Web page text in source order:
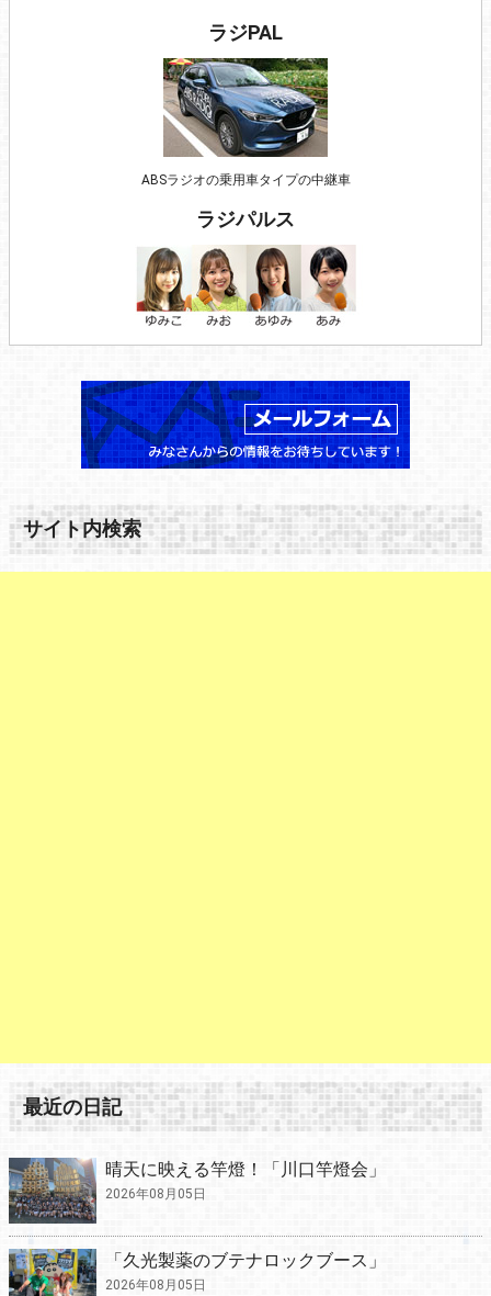
ラジPAL
ABSラジオの乗用車タイプの中継車
ラジパルス
サイト内検索
最近の日記
晴天に映える竿燈！「川口竿燈会」
2026年08月05日
「久光製薬のブテナロックブース」
2026年08月05日